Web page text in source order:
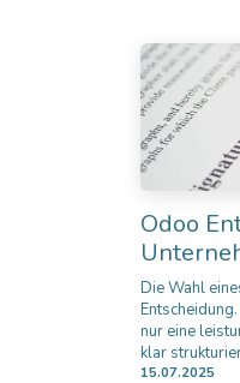
Odoo
Die Wahl
nur eine
klar
15.07.2025